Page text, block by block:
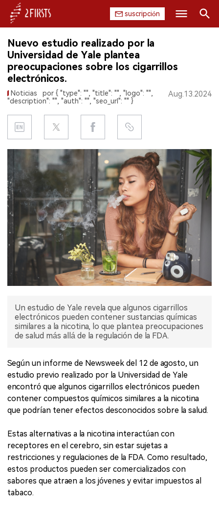
suscripción
INICIO
EMPRESA
PRODUCTO
REGULACIÓN
DATOS
EXPOSICIÓN
ENTREVISTA
Nuevo estudio realizado por la
Universidad de Yale plantea
preocupaciones sobre los cigarrillos
electrónicos.
Noticias
por { "type": "", "title": "", "logo": "",
"description": "", "auth": "", "seo_url": "" }
Aug.13.2024
Un estudio de Yale revela que algunos cigarrillos
electrónicos pueden contener sustancias químicas
similares a la nicotina, lo que plantea preocupaciones
de salud más allá de la regulación de la FDA.
Según un informe de Newsweek del 12 de agosto, un
estudio previo realizado por la Universidad de Yale
encontró que algunos cigarrillos electrónicos pueden
contener compuestos químicos similares a la nicotina
que podrían tener efectos desconocidos sobre la salud.
Estas alternativas a la nicotina interactúan con
receptores en el cerebro, sin estar sujetas a
restricciones y regulaciones de la FDA. Como resultado,
estos productos pueden ser comercializados con
sabores que atraen a los jóvenes y evitar impuestos al
tabaco.